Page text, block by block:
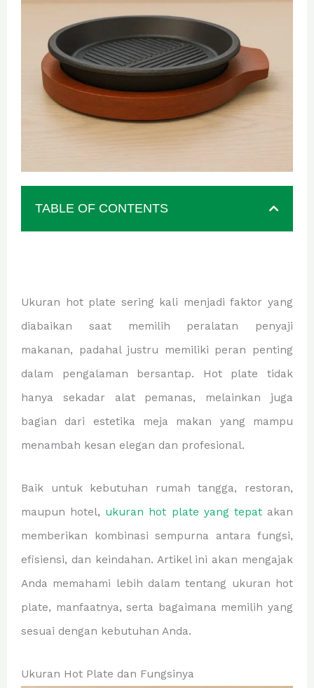
TABLE OF CONTENTS
Ukuran hot plate sering kali menjadi faktor yang
diabaikan saat memilih peralatan penyaji
makanan, padahal justru memiliki peran penting
dalam pengalaman bersantap. Hot plate tidak
hanya sekadar alat pemanas, melainkan juga
bagian dari estetika meja makan yang mampu
menambah kesan elegan dan profesional.
Baik untuk kebutuhan rumah tangga, restoran,
maupun hotel, ukuran hot plate yang tepatakan
memberikan kombinasi sempurna antara fungsi,
efisiensi, dan keindahan. Artikel ini akan mengajak
Anda memahami lebih dalam tentang ukuran hot
plate, manfaatnya, serta bagaimana memilih yang
sesuai dengan kebutuhan Anda.
Ukuran Hot Plate dan Fungsinya